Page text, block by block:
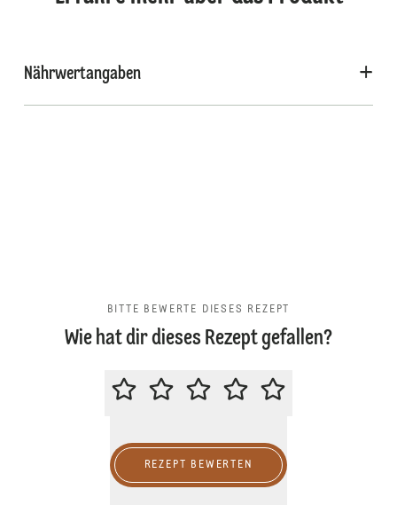
Nährwertangaben
BITTE BEWERTE DIESES REZEPT
Wie hat dir dieses Rezept gefallen?
BITTE BEWERTE DIESES REZEPT
REZEPT BEWERTEN